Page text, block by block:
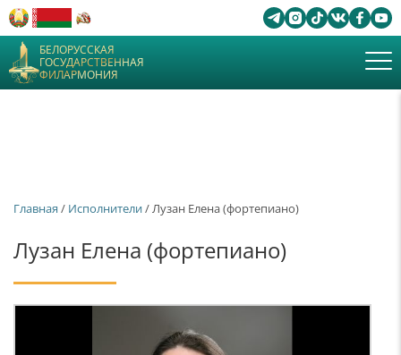
БЕЛОРУССКАЯ
ГОСУДАРСТВЕННАЯ
ФИЛАРМОНИЯ
Главная / Исполнители/ Лузан Елена (фортепиано)
Лузан Елена (фортепиано)